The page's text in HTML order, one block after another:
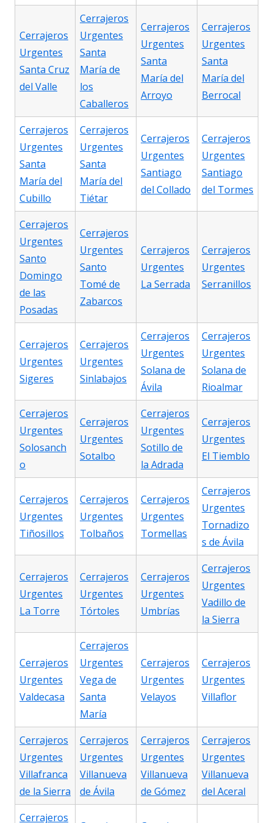
Cerrajeros
Urgentes
Santa Cruz
del Valle
Cerrajeros
Urgentes
Santa
María de
los
Caballeros
Cerrajeros
Urgentes
Santa
María del
Arroyo
Cerrajeros
Urgentes
Santa
María del
Berrocal
Cerrajeros
Urgentes
Santa
María del
Cubillo
Cerrajeros
Urgentes
Santa
María del
Tiétar
Cerrajeros
Urgentes
Santiago
del Collado
Cerrajeros
Urgentes
Santiago
del Tormes
Cerrajeros
Urgentes
Santo
Domingo
de las
Posadas
Cerrajeros
Urgentes
Santo
Tomé de
Zabarcos
Cerrajeros
Urgentes
La Serrada
Cerrajeros
Urgentes
Serranillos
Cerrajeros
Urgentes
Sigeres
Cerrajeros
Urgentes
Sinlabajos
Cerrajeros
Urgentes
Solana de
Ávila
Cerrajeros
Urgentes
Solana de
Rioalmar
Cerrajeros
Urgentes
Solosanch
o
Cerrajeros
Urgentes
Sotalbo
Cerrajeros
Urgentes
Sotillo de
la Adrada
Cerrajeros
Urgentes
El Tiemblo
Cerrajeros
Urgentes
Tiñosillos
Cerrajeros
Urgentes
Tolbaños
Cerrajeros
Urgentes
Tormellas
Cerrajeros
Urgentes
Tornadizo
s de Ávila
Cerrajeros
Urgentes
La Torre
Cerrajeros
Urgentes
Tórtoles
Cerrajeros
Urgentes
Umbrías
Cerrajeros
Urgentes
Vadillo de
la Sierra
Cerrajeros
Urgentes
Valdecasa
Cerrajeros
Urgentes
Vega de
Santa
María
Cerrajeros
Urgentes
Velayos
Cerrajeros
Urgentes
Villaflor
Cerrajeros
Urgentes
Villafranca
de la Sierra
Cerrajeros
Urgentes
Villanueva
de Ávila
Cerrajeros
Urgentes
Villanueva
de Gómez
Cerrajeros
Urgentes
Villanueva
del Aceral
Cerrajeros